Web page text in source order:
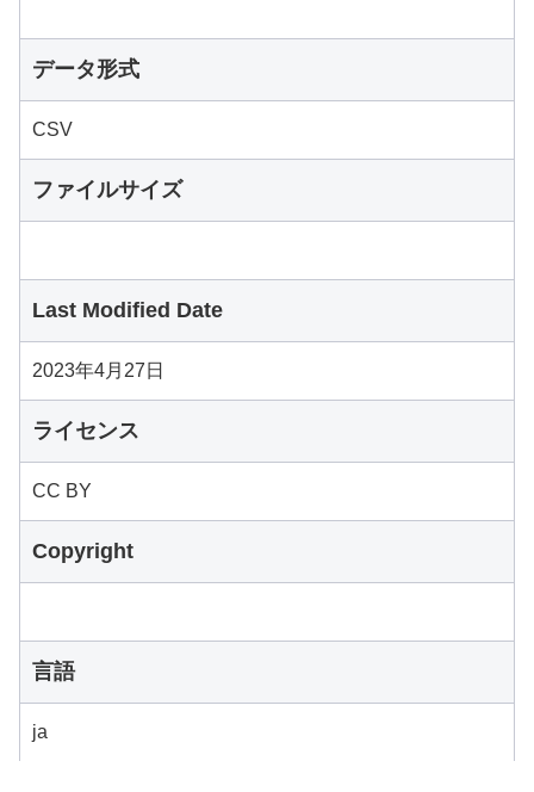
データ形式
CSV
ファイルサイズ
Last Modified Date
2023年4月27日
ライセンス
CC BY
Copyright
言語
ja